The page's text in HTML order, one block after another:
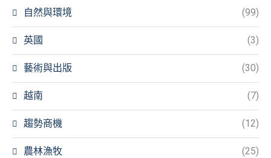
自然與環境 (99)
英國 (3)
藝術與出版 (30)
越南 (7)
趨勢商機 (12)
農林漁牧 (25)